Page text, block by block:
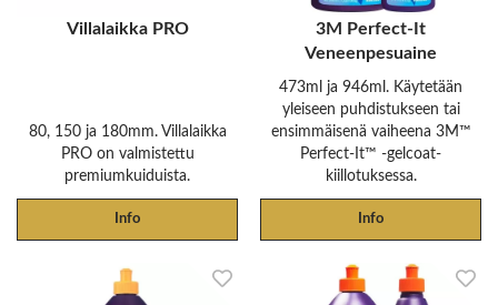
Villalaikka PRO
80, 150 ja 180mm. Villalaikka
PRO on valmistettu
premiumkuiduista.
Info
3M Perfect-It
Veneenpesuaine
473ml ja 946ml. Käytetään
yleiseen puhdistukseen tai
ensimmäisenä vaiheena 3M™
Perfect‐It™ -gelcoat-
kiillotuksessa.
Info